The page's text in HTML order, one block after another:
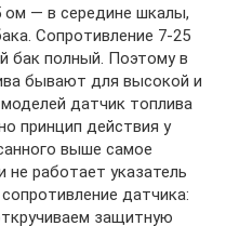
ом — в середине шкалы,
Сопротивление 7-25
бак полный. Поэтому в
бывают для высокой и
датчик топлива
принцип действия у
выше самое
не работает указатель
датчика:
защитную